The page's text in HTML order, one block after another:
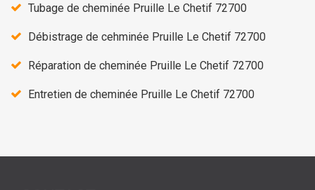
Tubage de cheminée Pruille Le Chetif 72700
Débistrage de cehminée Pruille Le Chetif 72700
Réparation de cheminée Pruille Le Chetif 72700
Entretien de cheminée Pruille Le Chetif 72700